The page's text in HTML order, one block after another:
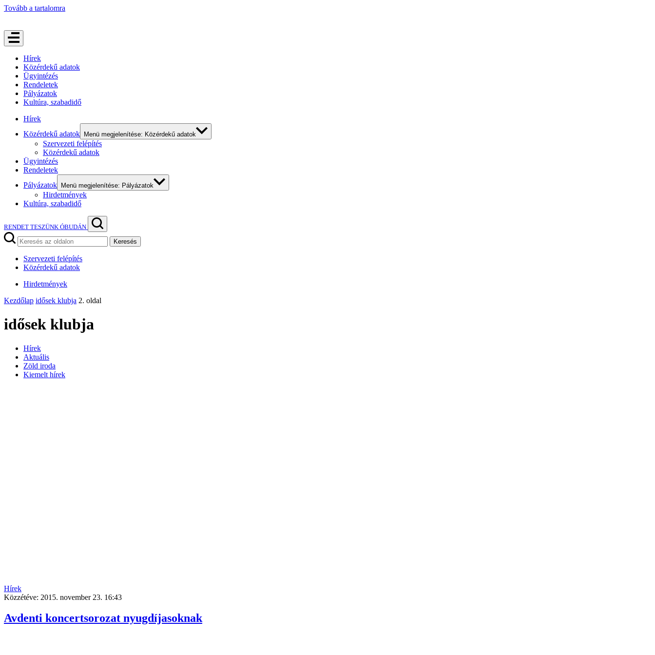
Tovább a tartalomra
Hírek
Közérdekű adatok
Ügyintézés
Rendeletek
Pályázatok
Kultúra, szabadidő
Hírek
Közérdekű adatok
Menü megjelenítése: Közérdekű adatok
Szervezeti felépítés
Közérdekű adatok
Ügyintézés
Rendeletek
Pályázatok
Menü megjelenítése: Pályázatok
Hirdetmények
Kultúra, szabadidő
RENDET TESZÜNK ÓBUDÁN
Keresés
Szervezeti felépítés
Közérdekű adatok
Hirdetmények
Kezdőlap idősek klubja 2. oldal
idősek klubja
Hírek
Aktuális
Zöld iroda
Kiemelt hírek
Hírek
Közzétéve: 2015. november 23. 16:43
Avdenti koncertsorozat nyugdíjasoknak